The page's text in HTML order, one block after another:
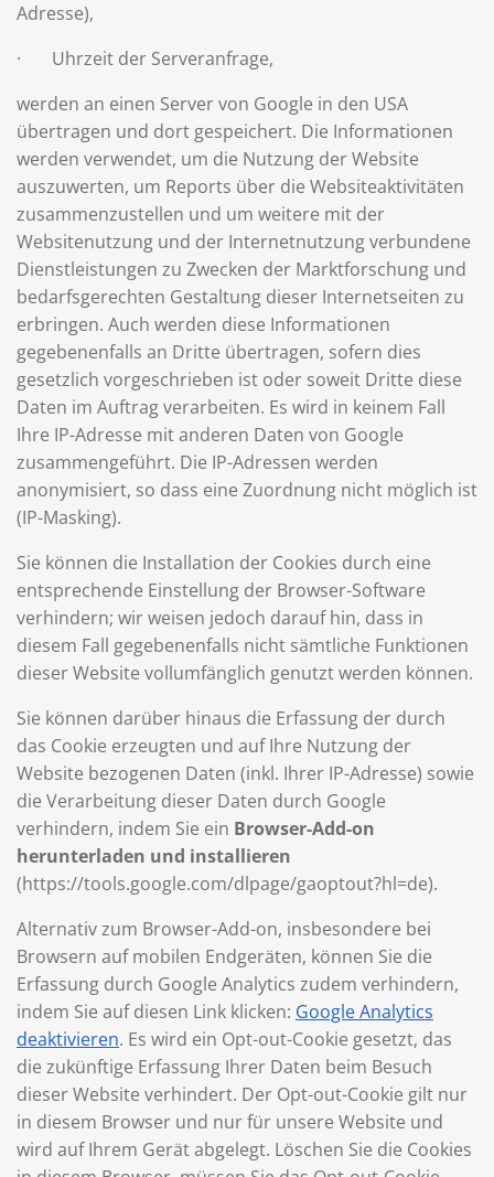
Adresse),
· Uhrzeit der Serveranfrage,
werden an einen Server von Google in den USA
übertragen und dort gespeichert. Die Informationen
werden verwendet, um die Nutzung der Website
auszuwerten, um Reports über die Websiteaktivitäten
zusammenzustellen und um weitere mit der
Websitenutzung und der Internetnutzung verbundene
Dienstleistungen zu Zwecken der Marktforschung und
bedarfsgerechten Gestaltung dieser Internetseiten zu
erbringen. Auch werden diese Informationen
gegebenenfalls an Dritte übertragen, sofern dies
gesetzlich vorgeschrieben ist oder soweit Dritte diese
Daten im Auftrag verarbeiten. Es wird in keinem Fall
Ihre IP-Adresse mit anderen Daten von Google
zusammengeführt. Die IP-Adressen werden
anonymisiert, so dass eine Zuordnung nicht möglich ist
(IP-Masking).
Sie können die Installation der Cookies durch eine
entsprechende Einstellung der Browser-Software
verhindern; wir weisen jedoch darauf hin, dass in
diesem Fall gegebenenfalls nicht sämtliche Funktionen
dieser Website vollumfänglich genutzt werden können.
Sie können darüber hinaus die Erfassung der durch
das Cookie erzeugten und auf Ihre Nutzung der
Website bezogenen Daten (inkl. Ihrer IP-Adresse) sowie
die Verarbeitung dieser Daten durch Google
verhindern, indem Sie ein Browser-Add-on
herunterladen und installieren
(https://tools.google.com/dlpage/gaoptout?hl=de).
Alternativ zum Browser-Add-on, insbesondere bei
Browsern auf mobilen Endgeräten, können Sie die
Erfassung durch Google Analytics zudem verhindern,
indem Sie auf diesen Link klicken: Google Analytics
deaktivieren. Es wird ein Opt-out-Cookie gesetzt, das
die zukünftige Erfassung Ihrer Daten beim Besuch
dieser Website verhindert. Der Opt-out-Cookie gilt nur
in diesem Browser und nur für unsere Website und
wird auf Ihrem Gerät abgelegt. Löschen Sie die Cookies